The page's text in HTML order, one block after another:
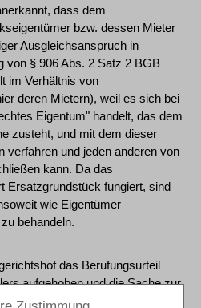
dass dem
bzw. dessen Mieter
Ausgleichsanspruch in
von § 906 Abs. 2 Satz 2 BGB
im Verhältnis von
deren Mietern), weil es sich bei
Eigentum" handelt, das dem
zusteht, und mit dem dieser
verfahren und jeden anderen von
kann. Da das
Ersatzgrundstück fungiert, sind
wie Eigentümer
behandeln.
das Berufungsurteil
aufgehoben und die Sache zur
an das